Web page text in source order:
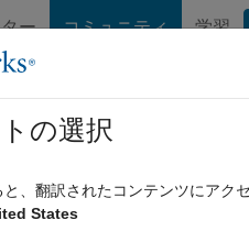
ー コミュニティ 学習
閲覧 MATLAB に関する FAQ
with
の選択
、翻訳されたコンテンツにアク
States